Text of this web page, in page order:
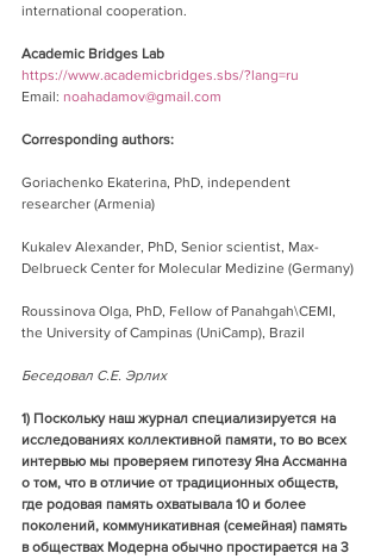
international cooperation.
Academic Bridges Lab
https://www.academicbridges.sbs/?lang=ru
Email: noahadamov@gmail.com
Corresponding authors:
Goriachenko Ekaterina, PhD, independent
researcher (Armenia)
Kukalev Alexander, PhD, Senior scientist, Max-
Delbrueck Center for Molecular Medizine (Germany)
Roussinova Olga, PhD, Fellow of Panahgah\CEMI,
the University of Campinas (UniCamp), Brazil
Беседовал С.Е. Эрлих
1) Поскольку наш журнал специализируется на
исследованиях коллективной памяти, то во всех
интервью мы проверяем гипотезу Яна Ассманна
о том, что в отличие от традиционных обществ,
где родовая память охватывала 10 и более
поколений, коммуникативная (семейная) память
в обществах Модерна обычно простирается на 3